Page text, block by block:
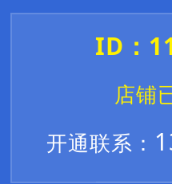
ID：
店铺
开通联系：